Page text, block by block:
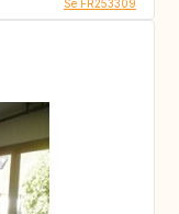
Se FR253309